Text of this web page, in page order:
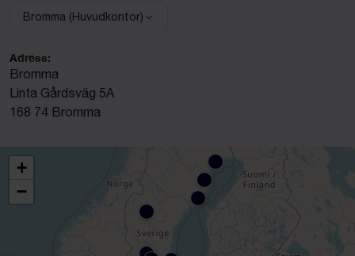
Välj anläggning:
Bromma (Huvudkontor)
Adress:
Bromma
Linta Gårdsväg 5A
168 74 Bromma
+
−